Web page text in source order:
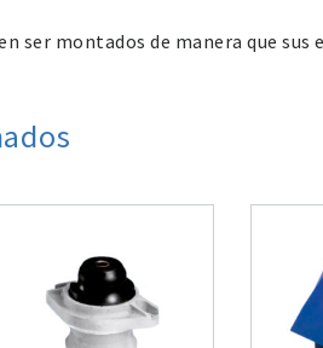
ser montados de manera que